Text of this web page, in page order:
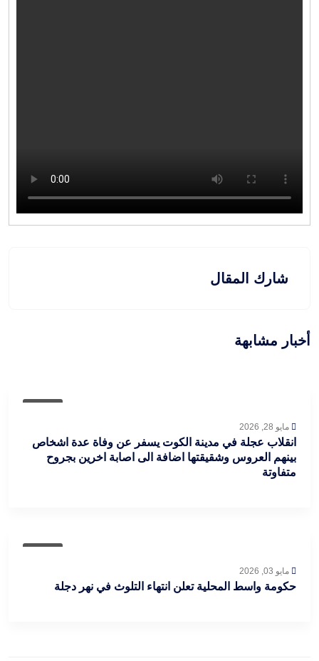
شارك المقال
أخبار مشابهة
مايو 28, 2026
انقلاب عجلة في مدينة الكوت يسفر عن وفاة عدة اشخاص
بينهم العروس وشقيقتها اضافة الى اصابة اخرين بجروح
متفاوتة
مايو 03, 2026
حكومة واسط المحلية تعلن انتهاء التلوث في نهر دجلة